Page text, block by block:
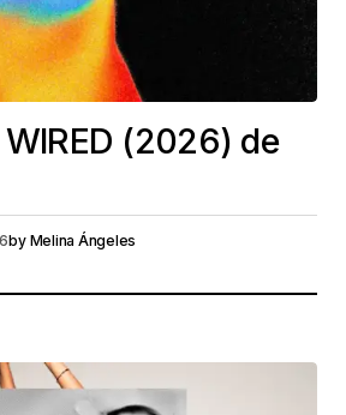
WIRED (2026) de
by Melina Ángeles